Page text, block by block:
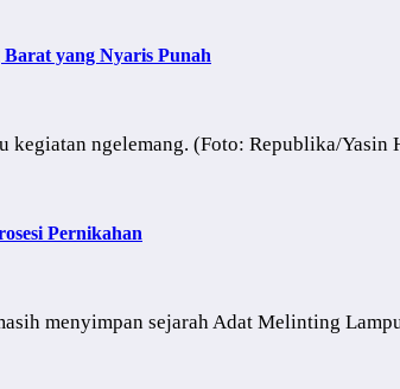
yang Nyaris Punah
kegiatan ngelemang. (Foto: Republika/
Pernikahan
menyimpan sejarah Adat Melinting